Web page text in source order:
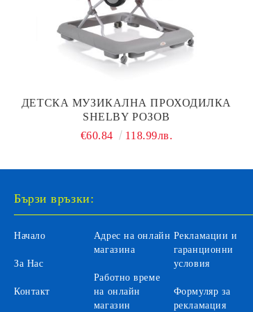
ДЕТСКА МУЗИКАЛНА ПРОХОДИЛКА
SHELBY РОЗОВ
€60.84
118.99лв.
Бързи връзки:
Начало
За Нас
Контакт
Адрес на онлайн
магазина
Работно време
на онлайн
магазин
Рекламации и
гаранционни
условия
Формуляр за
рекламация